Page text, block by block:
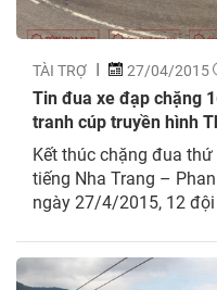
TÀI TRỢ 27/04/2015
Tin đua xe đạp chặng
tranh cúp truyền hình
27 – năm 2015”
Kết thúc chặng đua
tiếng Nha Trang –
ngày 27/4/2015, 12